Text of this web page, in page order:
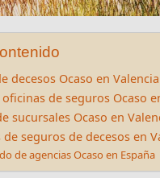
decesos Ocaso en Valencia
de seguros Ocaso
sucursales Ocaso en
de seguros de decesos en
de agencias Ocaso en España